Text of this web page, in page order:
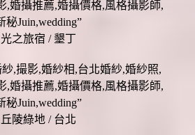
光之旅宿 / 墾丁
丘陵綠地 / 台北